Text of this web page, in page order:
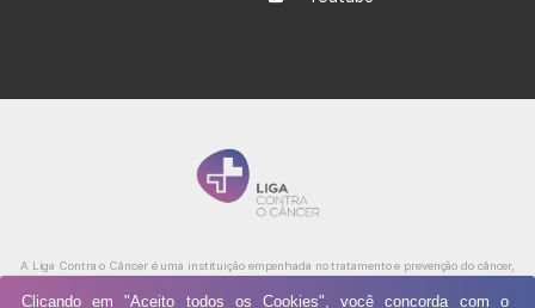
A Liga Contra o Câncer é uma instituição empenhada no tratamento e prevenção do câncer,
da oncologia. Atualmente possui cinco unidades integradas, nas cidades de Natal e Caicó
Clicando em "Aceito todos os Cookies", você concorda com o